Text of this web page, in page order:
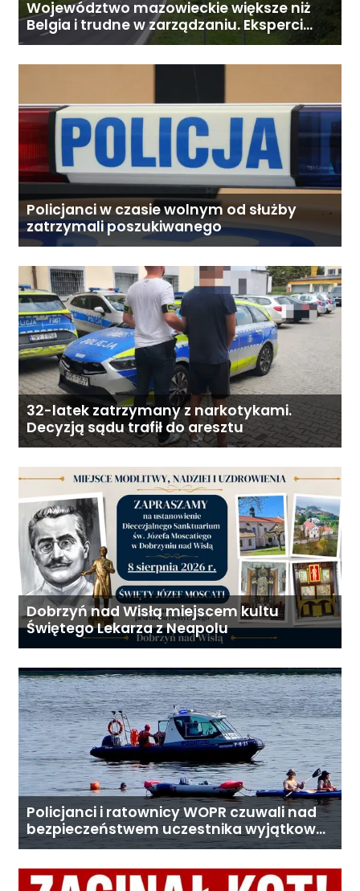
Województwo mazowieckie większe niż
Belgia i trudne w zarządzaniu. Eksperci
proponują podział centralnej Polski
Policjanci w czasie wolnym od służby
zatrzymali poszukiwanego
32-latek zatrzymany z narkotykami.
Decyzją sądu trafił do aresztu
Dobrzyń nad Wisłą miejscem kultu
Świętego Lekarza z Neapolu
Policjanci i ratownicy WOPR czuwali nad
bezpieczeństwem uczestnika wyjątkowej
wyprawy